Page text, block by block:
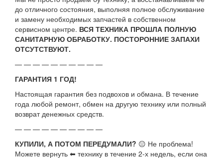
до отличного состояния, выполняя полное обслуживание
и замену необходимых запчастей в собственном
сервисном центре. ВСЯ ТЕХНИКА ПРОШЛА ПОЛНУЮ
САНИТАРНУЮ ОБРАБОТКУ. ПОСТОРОННИЕ ЗАПАХИ
ОТСУТСТВУЮТ.
— — — — — — — — — —
ГАРАНТИЯ 1 ГОД!
Настоящая гарантия без подвохов и обмана. В течение
года любой ремонт, обмен на другую технику или полный
возврат денежных средств.
— — — — — — — — — —
КУПИЛИ, А ПОТОМ ПЕРЕДУМАЛИ? 😐 Не проблема!
Можете вернуть ⬅ технику в течение 2-х недель, если она